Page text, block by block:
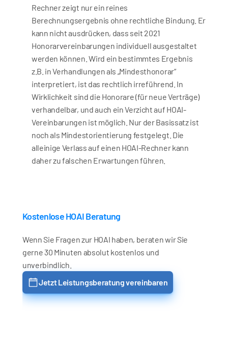
Rechner zeigt nur ein reines
Berechnungsergebnis ohne rechtliche Bindung. Er
kann nicht ausdrücken, dass seit 2021
Honorarvereinbarungen individuell ausgestaltet
werden können. Wird ein bestimmtes Ergebnis
z.B. in Verhandlungen als „Mindesthonorar“
interpretiert, ist das rechtlich irreführend. In
Wirklichkeit sind die Honorare (für neue Verträge)
verhandelbar, und auch ein Verzicht auf HOAI-
Vereinbarungen ist möglich. Nur der Basissatz ist
noch als Mindestorientierung festgelegt. Die
alleinige Verlass auf einen HOAI-Rechner kann
daher zu falschen Erwartungen führen.
Kostenlose HOAI Beratung
Wenn Sie Fragen zur HOAI haben, beraten wir Sie
gerne 30 Minuten absolut kostenlos und
unverbindlich.
Jetzt Leistungsberatung vereinbaren